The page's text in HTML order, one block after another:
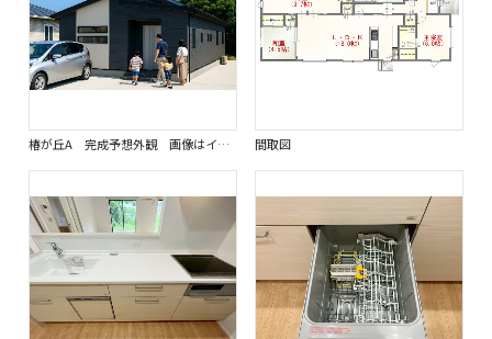
椿が丘A 完成予想外観 画像はイメージです。 間取図